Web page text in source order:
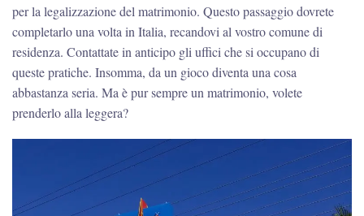
per la legalizzazione del matrimonio. Questo passaggio dovrete
completarlo una volta in Italia, recandovi al vostro comune di
residenza. Contattate in anticipo gli uffici che si occupano di
queste pratiche. Insomma, da un gioco diventa una cosa
abbastanza seria. Ma è pur sempre un matrimonio, volete
prenderlo alla leggera?